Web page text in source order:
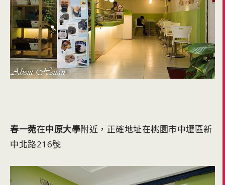
春一菀在中原大學附近，正確地址在桃園市中壢區新
中北路216號